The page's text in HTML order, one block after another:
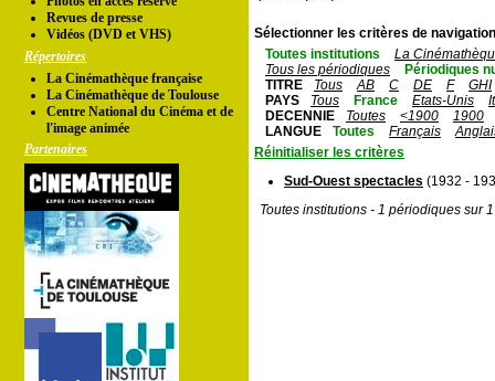
Revues de presse
Vidéos (DVD et VHS)
Répertoires
La Cinémathèque française
La Cinémathèque de Toulouse
Centre National du Cinéma et de
l'image animée
Partenaires
Sélectionner les critères de
Toutes institutions
La
Tous les périodiques
Périodiques
TITRE
Tous AB C DE F
GHI
PAYS
Tous France Etats-Unis
DECENNIE
Toutes <1900
1900
LANGUE
Toutes Français
Réinitialiser les critères
Sud-Ouest spectacles (1932 -
Toutes institutions - 1 périodiques sur